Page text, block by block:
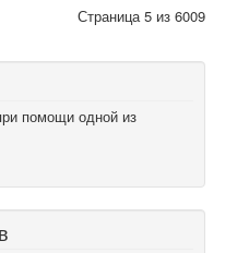
Страница 5 из 6009
помощи одной из